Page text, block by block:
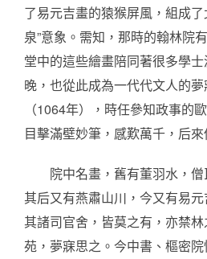
了易元吉畫的猿猴屏風，組成
泉”意象。需知，那時的翰林院
堂中的這些繪畫陪同著很多學
晚，也從此成為一代代文人的
（1064年），時任參知政事的
目擊滿壁妙筆，感歎萬千，后來
院中名畫，舊有董羽水，
其后又有燕肅山川，今又有易
其諸司官舍，皆莫之有，亦禁
苑，夢寐思之。今中書、樞密